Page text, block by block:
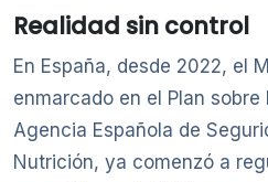
Realidad sin control
En España, desde 2022, el
enmarcado en el Plan sobre
Agencia Española de
Nutrición, ya comenzó a